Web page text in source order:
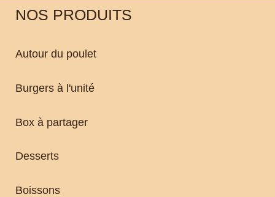
NOS PRODUITS
Autour du poulet
Burgers à l'unité
Box à partager
Desserts
Boissons